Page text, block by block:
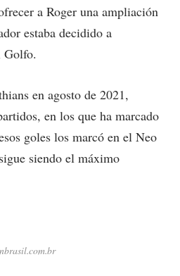
a Roger una ampliación
estaba decidido a
Golfo.
en agosto de 2021,
en los que ha marcado
goles los marcó en el Neo
siendo el máximo